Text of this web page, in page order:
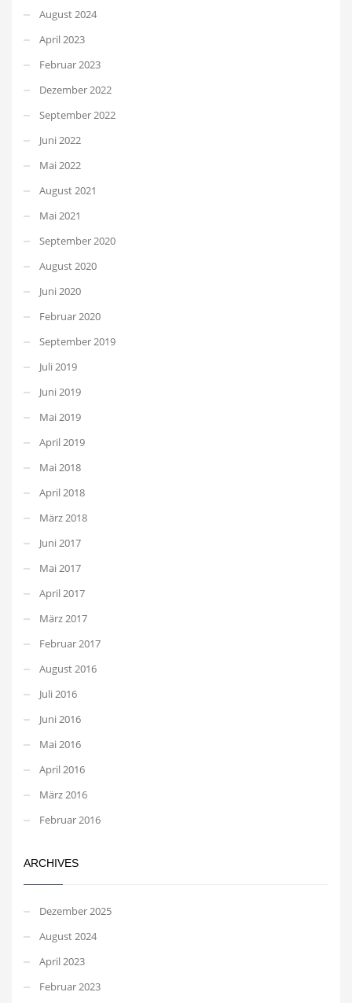
August 2024
April 2023
Februar 2023
Dezember 2022
September 2022
Juni 2022
Mai 2022
August 2021
Mai 2021
September 2020
August 2020
Juni 2020
Februar 2020
September 2019
Juli 2019
Juni 2019
Mai 2019
April 2019
Mai 2018
April 2018
März 2018
Juni 2017
Mai 2017
April 2017
März 2017
Februar 2017
August 2016
Juli 2016
Juni 2016
Mai 2016
April 2016
März 2016
Februar 2016
ARCHIVES
Dezember 2025
August 2024
April 2023
Februar 2023